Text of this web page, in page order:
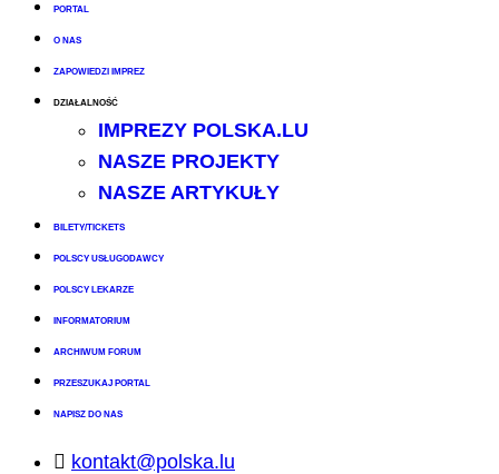
PORTAL
O NAS
ZAPOWIEDZI IMPREZ
DZIAŁALNOŚĆ
IMPREZY POLSKA.LU
NASZE PROJEKTY
NASZE ARTYKUŁY
BILETY/TICKETS
POLSCY USŁUGODAWCY
POLSCY LEKARZE
INFORMATORIUM
ARCHIWUM FORUM
PRZESZUKAJ PORTAL
NAPISZ DO NAS
kontakt@polska.lu